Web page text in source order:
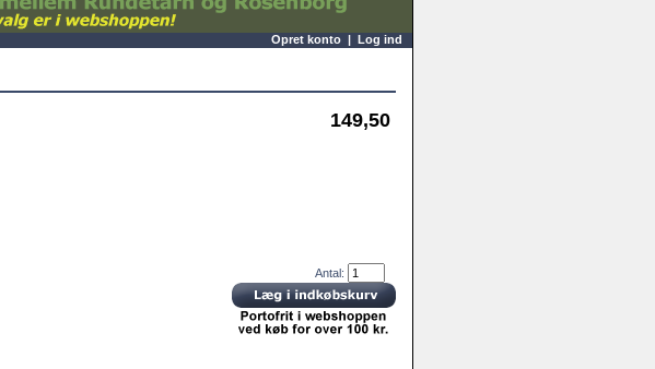
Opret konto | Log ind
149,50
Antal: